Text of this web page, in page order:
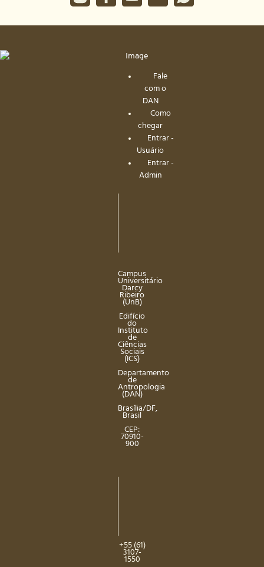
Fale
com o
DAN
Como
chegar
Entrar -
Usuário
Entrar -
Admin
Campus
Universitário
Darcy
Ribeiro
(UnB)
Edifício
do
Instituto
de
Ciências
Sociais
(ICS)
Departamento
de
Antropologia
(DAN)
Brasília/DF,
Brasil
CEP:
70910-
900
+55 (61)
3107-
1550